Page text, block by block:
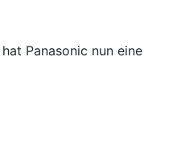
Panasonic nun eine